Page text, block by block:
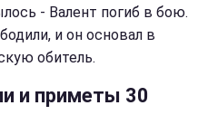
- Валент погиб в бою.
и он основал в
обитель.
и приметы 30